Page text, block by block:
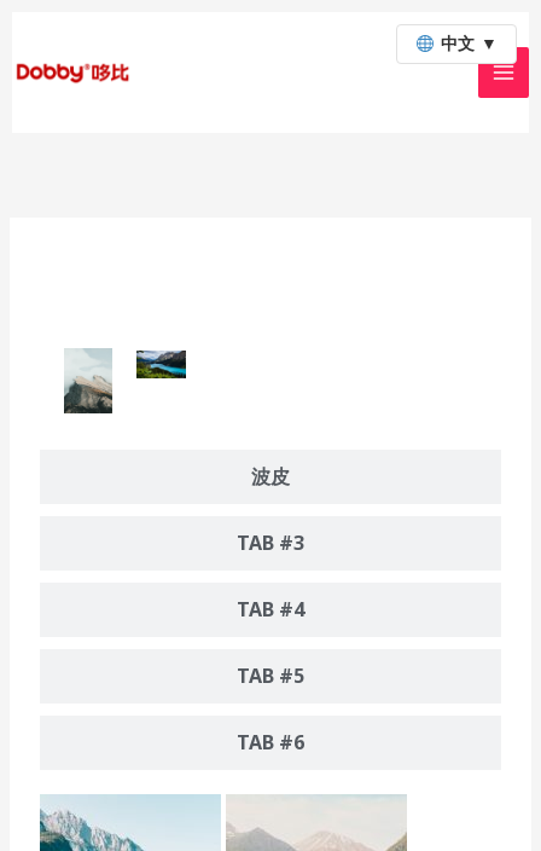
中文 ▼
内
波皮
TAB #3
TAB #4
TAB #5
TAB #6